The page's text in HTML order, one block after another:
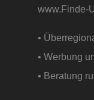
www.Finde-
•
• Werbung
• Beratung